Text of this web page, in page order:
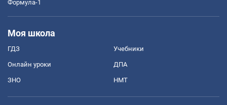
Формула-1
Моя школа
ГДЗ Учебники
Онлайн уроки ДПА
ЗНО НМТ